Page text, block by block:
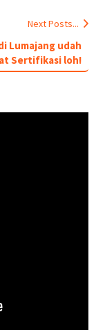
Next Posts...
Lumajang udah
Sertifikasi loh!